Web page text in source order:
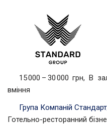
15 000 – 30 000 грн, В
вміння
Група Компаній
Готельно-ресторанний